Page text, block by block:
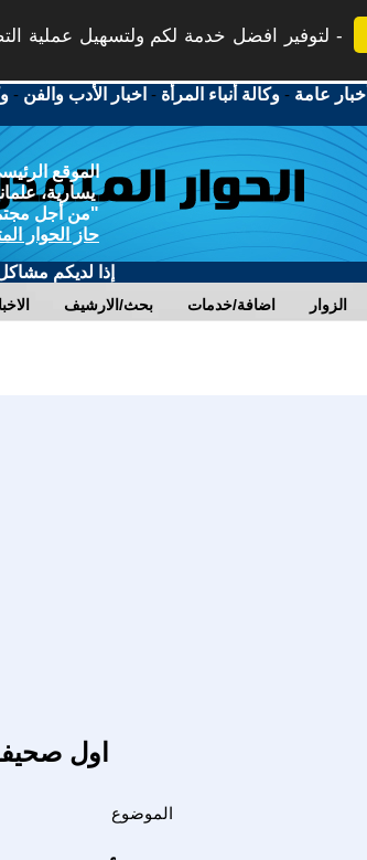
لتوفير افضل خدمة لكم ولتسهيل عملية
أخبار عامة -وكالة أنباء المرأة - اخبار الأدب والفن -
الموقع
يسارية،
"من أجل
حاز الحوار
إذا لديكم
بحث/الارشيف اضافة/خدمات الزوار
اول
الموضوع